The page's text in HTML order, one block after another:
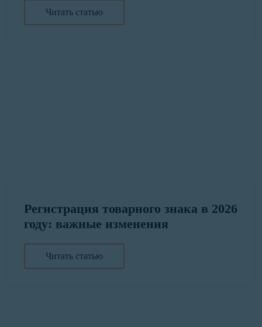
Читать статью
Регистрация товарного знака в 2026
году: важные изменения
Читать статью